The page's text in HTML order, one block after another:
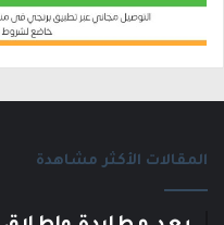
المقالات الأكثر مشاهدة